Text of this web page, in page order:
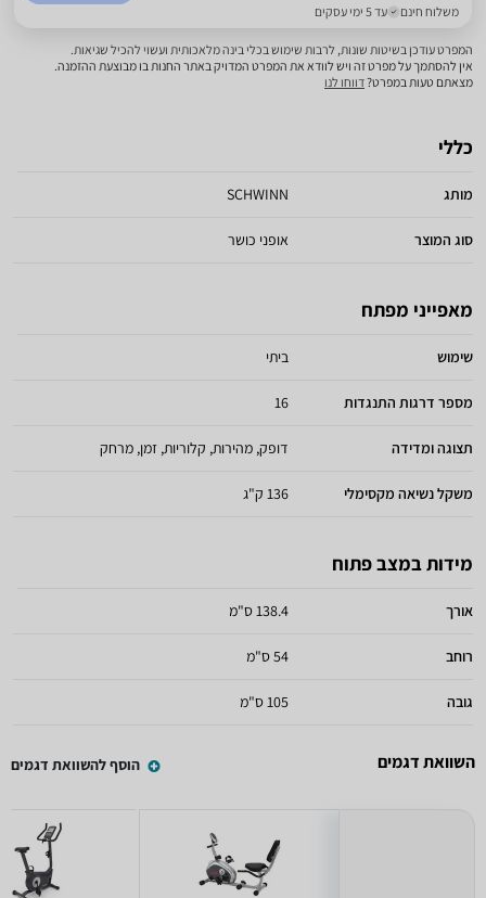
משלוח חינם עד 5 ימי עסקים
המפרט עודכן בשיטות שונות, לרבות שימוש בכלי בינה מלאכותית ועשוי להכיל שגיאות.
אין להסתמך על מפרט זה ויש לוודא את המפרט המדויק באתר החנות בו מבוצעת ההזמנה.
מצאתם טעות במפרט?דווחו לנו
כללי
מותג SCHWINN
סוג המוצר אופני כושר
מאפייני מפתח
שימוש ביתי
מספר דרגות התנגדות 16
תצוגה ומדידה דופק, מהירות, קלוריות, זמן, מרחק
משקל נשיאה מקסימלי 136 ק"ג
מידות במצב פתוח
אורך 138.4 ס"מ
רוחב 54 ס"מ
גובה 105 ס"מ
השוואת דגמים הוסף להשוואת דגמים